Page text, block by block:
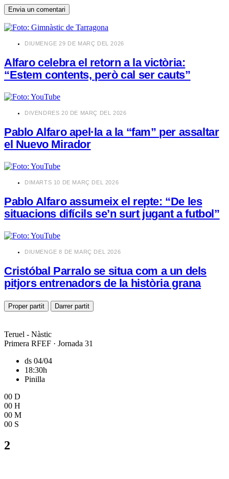
​DIUMENGE 29 DE MARÇ DEL 2026
Alfaro celebra el retorn a la victòria:
“Estem contents, però cal ser cauts”
​DIVENDRES 20 DE MARÇ DEL 2026
Pablo Alfaro apel·la a la “fam” per assaltar
el Nuevo Mirador
​DIMARTS 10 DE MARÇ DEL 2026
Pablo Alfaro assumeix el repte: “De les
situacions difícils se’n surt jugant a futbol”
​DIUMENGE 8 DE MARÇ DEL 2026
Cristóbal Parralo se situa com a un dels
pitjors entrenadors de la història grana
Proper partit Darrer partit
Teruel - Nàstic
Primera RFEF · Jornada 31
ds 04/04
18:30h
Pinilla
00 D
00 H
00 M
00 S
2